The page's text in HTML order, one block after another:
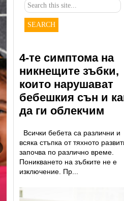
4-те симптома на
никнещите зъбки,
които нарушават
бебешкия сън и
да ги облекчим
Всички бебета са различни и
всяка стъпка от тяхното
започва по различно време.
Поникването на зъбките не е
изключение. Пр...